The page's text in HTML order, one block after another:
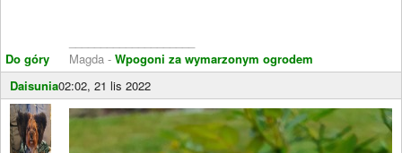
Do góry
Magda - Wpogoni za wymarzonym ogrodem
Daisunia02:02, 21 lis 2022